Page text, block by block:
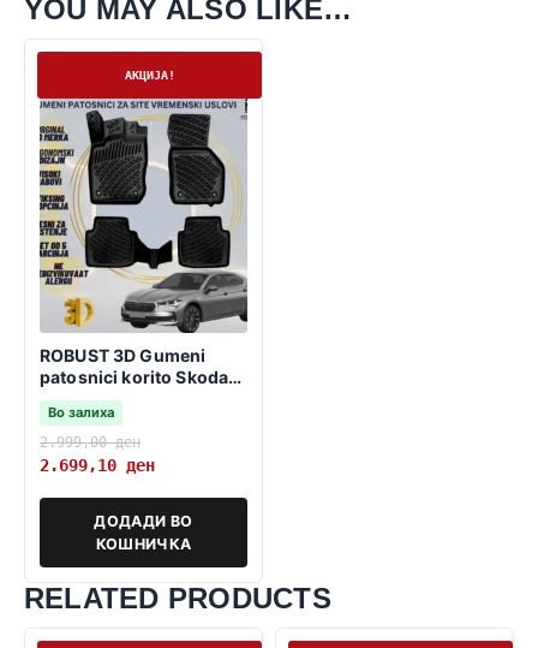
YOU MAY ALSO LIKE…
АКЦИЈА!
ROBUST 3D Gumeni
patosnici korito Skoda
Superb 2024-> МК4
Во залиха
2.999,00ден
2.699,10 ден
ДОДАДИ ВО
КОШНИЧКА
RELATED PRODUCTS